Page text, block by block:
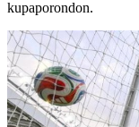
kupaporondon.